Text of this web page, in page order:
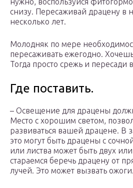
снизу. Пересаживай драцену в
несколько лет.
Молодняк по мере
пересаживать ежегодно.
Тогда просто срежь и пересади
Где поставить.
– Освещение для драцены
Место с хорошим светом,
развиваться вашей драцене. В
это могут быть драцены с
или листва может быть двух
стараемся беречь драцену от
лучей. Это может вызвать ожоги.